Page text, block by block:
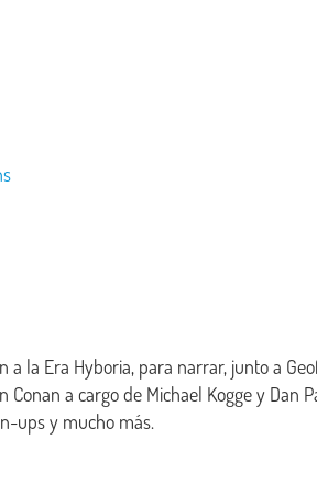
a la Era Hyboria, para narrar, junto a
a cargo de Michael Kogge y Dan
ups y mucho más.